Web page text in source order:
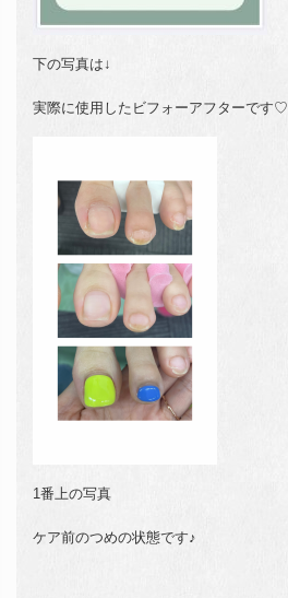
下の写真は↓
実際に使用したビフォーアフターです♡
1番上の写真
ケア前のつめの状態です♪